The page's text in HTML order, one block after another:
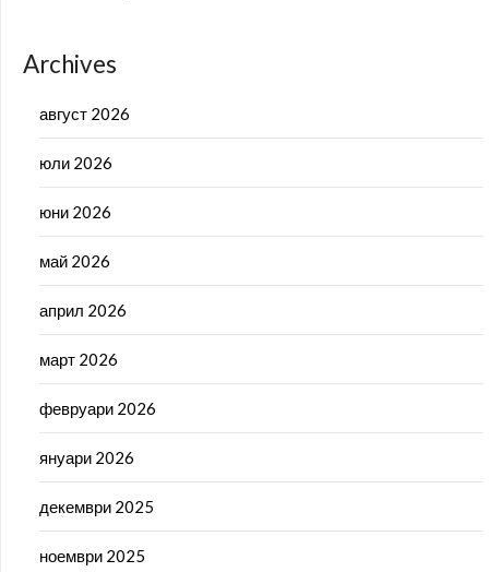
Archives
август 2026
юли 2026
юни 2026
май 2026
април 2026
март 2026
февруари 2026
януари 2026
декември 2025
ноември 2025